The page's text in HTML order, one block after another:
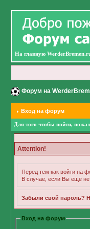
На главную
Форум на
Вход на форум
Для того чтобы войти,
Attention!
Перед тем как войти на
В случае, если Вы еще не
Забыли свой пароль?
Вход на форум